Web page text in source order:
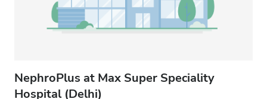
NephroPlus at Max Super Speciality
Hospital (Delhi)